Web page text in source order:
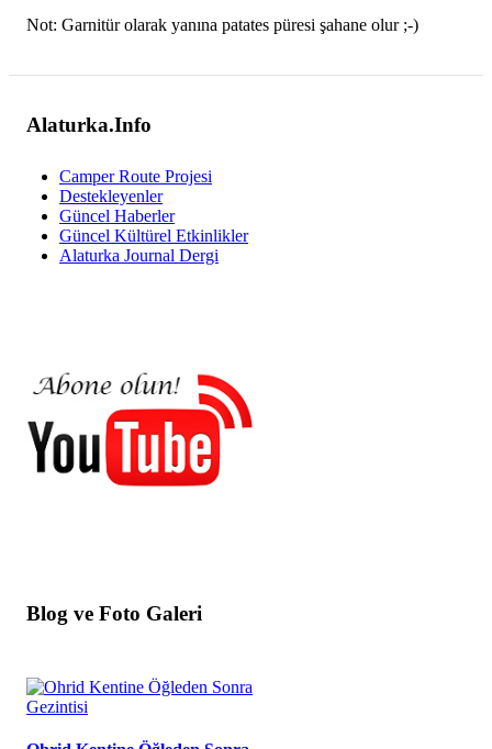
Not: Garnitür olarak yanına patates püresi şahane olur ;-)
Alaturka.Info
Camper Route Projesi
Destekleyenler
Güncel Haberler
Güncel Kültürel Etkinlikler
Alaturka Journal Dergi
Blog ve Foto Galeri